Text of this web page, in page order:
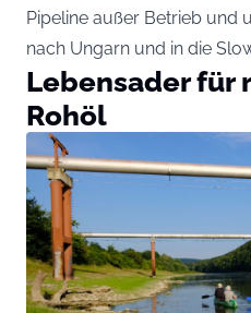
Pipeline außer Betrieb und
nach Ungarn und in die
Lebensader für
Rohöl